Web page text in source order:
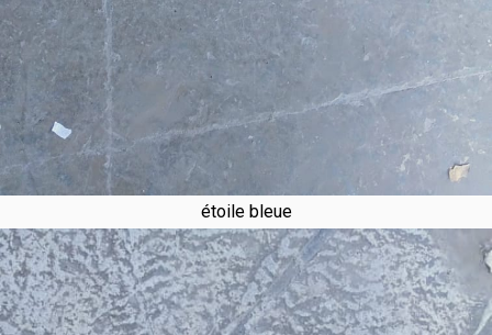
étoile bleue